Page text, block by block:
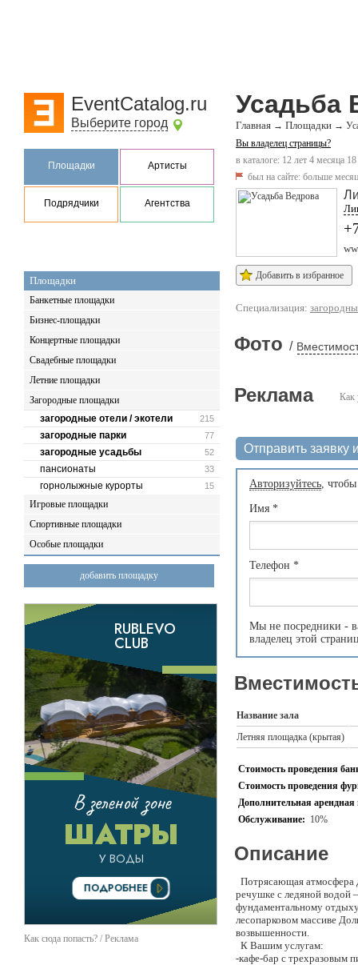
EventCatalog.ru
Выберите город
Площадки Артисты
Подрядчики Агентства
Площадки
Банкетные площадки
Бизнес-площадки
Концертные площадки
Свадебные площадки
Летние площадки
Загородные площадки
215
загородные отели / экотели
77
загородные парки
52
загородные усадьбы
33
пансионаты
15
горнолыжные курорты
Игровые площадки
Спортивные площадки
Особые площадки
добавить площадку
Как сюда попасть? / Реклама
Усадьба
Главная → Площадки →
Вы владелец страницы?
в каталоге: 12 лет 4 месяца
был на сайте: больше
Добавить в избранное
Специализация:
Фото /
Как
Реклама
Отправить заявку
Авторизуйтесь,
Имя *
Телефон *
Мы не посредники -
владелец этой
Название зала
Летняя площадка (крытая)
Стоимость проведения
Стоимость проведения
Дополнительная
Обслуживание: 10%
Описание
Потрясающая атмосфера
речушке с ледяной водой
фундаментальному
лесопарковом массиве
возвышенности.
К Вашим услугам:
-кафе-бар с трехразовым